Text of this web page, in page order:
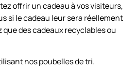
offrir un cadeau à vos visiteurs,
si le cadeau leur sera réellement
que des cadeaux recyclables ou
nos poubelles de tri.